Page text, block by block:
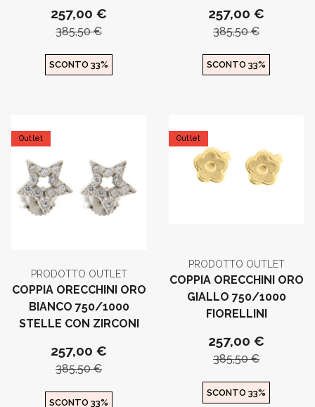
257,00 €
385,50 €
SCONTO 33%
257,00 €
385,50 €
SCONTO 33%
Outlet
PRODOTTO OUTLET
COPPIA ORECCHINI ORO
BIANCO 750/1000
STELLE CON ZIRCONI
257,00 €
385,50 €
SCONTO 33%
Outlet
PRODOTTO OUTLET
COPPIA ORECCHINI ORO
GIALLO 750/1000
FIORELLINI
257,00 €
385,50 €
SCONTO 33%